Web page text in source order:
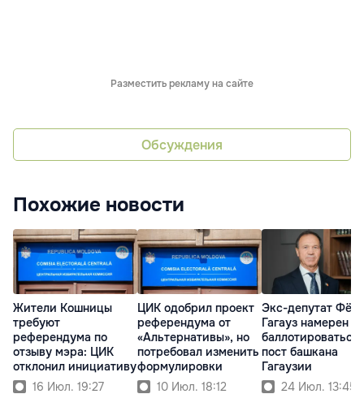
Разместить рекламу на сайте
Обсуждения
Похожие новости
Жители Кошницы
требуют
референдума по
отзыву мэра: ЦИК
отклонил инициативу
16 Июл. 19:27
ЦИК одобрил проект
референдума от
«Альтернативы», но
потребовал изменить
формулировки
10 Июл. 18:12
Экс-депутат
Гагауз намерен
баллотироваться
пост башкана
Гагаузии
24 Июл. 13:45